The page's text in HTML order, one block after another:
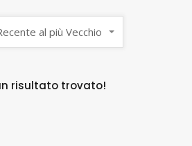
al più Vecchio
risultato trovato!